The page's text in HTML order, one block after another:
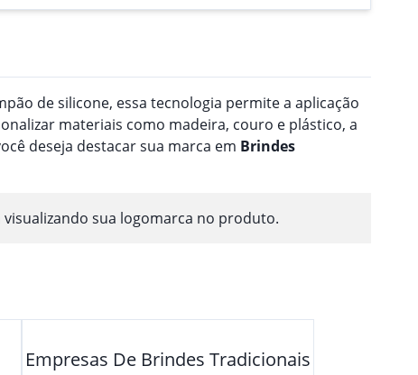
de silicone, essa tecnologia permite a aplicação
materiais como madeira, couro e plástico, a
deseja destacar sua marca em Brindes
sua logomarca no produto.
Empresas De Brindes Tradicionais